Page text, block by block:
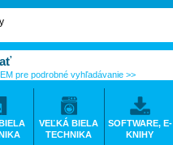
pre podrobné vyhľadávanie >>
VEĽKÁ BIELA
TECHNIKA
SOFTWARE, E-
KNIHY